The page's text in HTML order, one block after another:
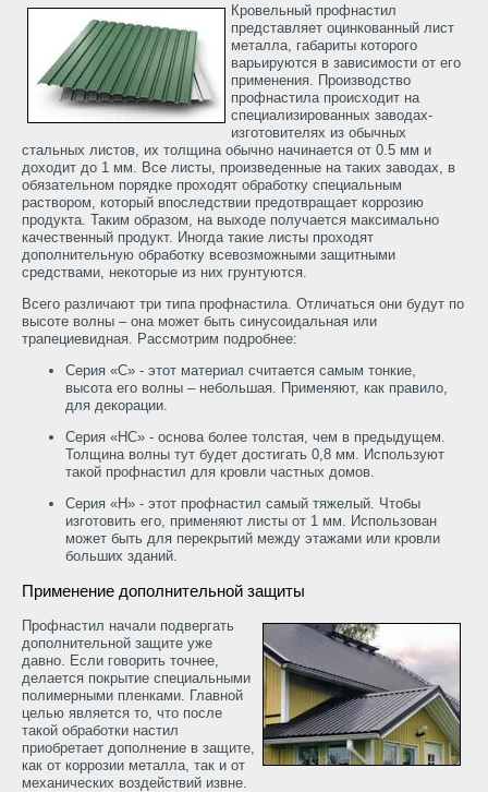
Кровельный профнастил
представляет оцинкованный лист
металла, габариты которого
варьируются в зависимости от его
применения. Производство
профнастила происходит на
специализированных заводах-
изготовителях из обычных
стальных листов, их толщина обычно начинается от 0.5 мм и
доходит до 1 мм. Все листы, произведенные на таких заводах, в
обязательном порядке проходят обработку специальным
раствором, который впоследствии предотвращает коррозию
продукта. Таким образом, на выходе получается максимально
качественный продукт. Иногда такие листы проходят
дополнительную обработку всевозможными защитными
средствами, некоторые из них грунтуются.
Всего различают три типа профнастила. Отличаться они будут по
высоте волны – она может быть синусоидальная или
трапециевидная. Рассмотрим подробнее:
Серия «С» - этот материал считается самым тонкие,
высота его волны – небольшая. Применяют, как правило,
для декорации.
Серия «НС» - основа более толстая, чем в предыдущем.
Толщина волны тут будет достигать 0,8 мм. Используют
такой профнастил для кровли частных домов.
Серия «Н» - этот профнастил самый тяжелый. Чтобы
изготовить его, применяют листы от 1 мм. Использован
может быть для перекрытий между этажами или кровли
больших зданий.
Применение дополнительной защиты
Профнастил начали подвергать
дополнительной защите уже
давно. Если говорить точнее,
делается покрытие специальными
полимерными пленками. Главной
целью является то, что после
такой обработки настил
приобретает дополнение в защите,
как от коррозии металла, так и от
механических воздействий извне.